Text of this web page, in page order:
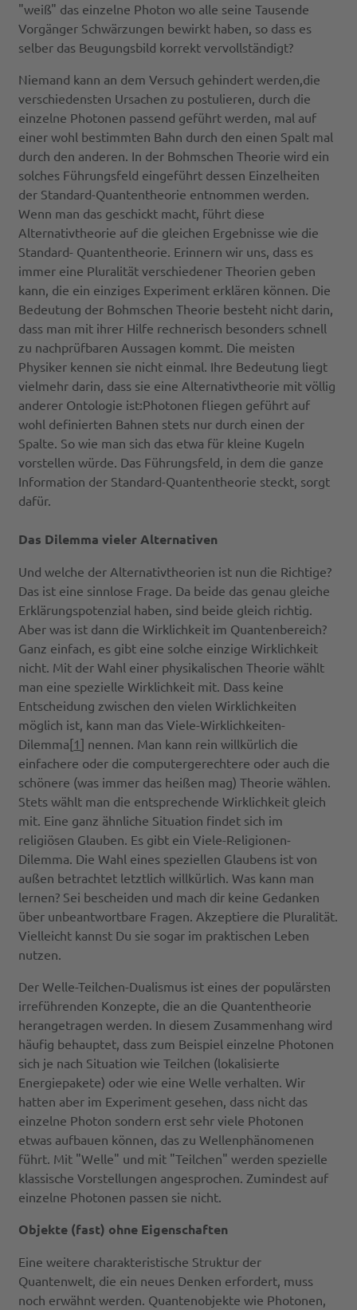
"weiß" das einzelne Photon wo alle seine Tausende
Vorgänger Schwärzungen bewirkt haben, so dass es
selber das Beugungsbild korrekt vervollständigt?
Niemand kann an dem Versuch gehindert werden,die
verschiedensten Ursachen zu postulieren, durch die
einzelne Photonen passend geführt werden, mal auf
einer wohl bestimmten Bahn durch den einen Spalt mal
durch den anderen. In der Bohmschen Theorie wird ein
solches Führungsfeld eingeführt dessen Einzelheiten
der Standard-Quantentheorie entnommen werden.
Wenn man das geschickt macht, führt diese
Alternativtheorie auf die gleichen Ergebnisse wie die
Standard- Quantentheorie. Erinnern wir uns, dass es
immer eine Pluralität verschiedener Theorien geben
kann, die ein einziges Experiment erklären können. Die
Bedeutung der Bohmschen Theorie besteht nicht darin,
dass man mit ihrer Hilfe rechnerisch besonders schnell
zu nachprüfbaren Aussagen kommt. Die meisten
Physiker kennen sie nicht einmal. Ihre Bedeutung liegt
vielmehr darin, dass sie eine Alternativtheorie mit völlig
anderer Ontologie ist:Photonen fliegen geführt auf
wohl definierten Bahnen stets nur durch einen der
Spalte. So wie man sich das etwa für kleine Kugeln
vorstellen würde. Das Führungsfeld, in dem die ganze
Information der Standard-Quantentheorie steckt, sorgt
dafür.
Das Dilemma vieler Alternativen
Und welche der Alternativtheorien ist nun die Richtige?
Das ist eine sinnlose Frage. Da beide das genau gleiche
Erklärungspotenzial haben, sind beide gleich richtig.
Aber was ist dann die Wirklichkeit im Quantenbereich?
Ganz einfach, es gibt eine solche einzige Wirklichkeit
nicht. Mit der Wahl einer physikalischen Theorie wählt
man eine spezielle Wirklichkeit mit. Dass keine
Entscheidung zwischen den vielen Wirklichkeiten
möglich ist, kann man das Viele-Wirklichkeiten-
Dilemma[1] nennen. Man kann rein willkürlich die
einfachere oder die computergerechtere oder auch die
schönere (was immer das heißen mag) Theorie wählen.
Stets wählt man die entsprechende Wirklichkeit gleich
mit. Eine ganz ähnliche Situation findet sich im
religiösen Glauben. Es gibt ein Viele-Religionen-
Dilemma. Die Wahl eines speziellen Glaubens ist von
außen betrachtet letztlich willkürlich. Was kann man
lernen? Sei bescheiden und mach dir keine Gedanken
über unbeantwortbare Fragen. Akzeptiere die Pluralität.
Vielleicht kannst Du sie sogar im praktischen Leben
nutzen.
Der Welle-Teilchen-Dualismus ist eines der populärsten
irreführenden Konzepte, die an die Quantentheorie
herangetragen werden. In diesem Zusammenhang wird
häufig behauptet, dass zum Beispiel einzelne Photonen
sich je nach Situation wie Teilchen (lokalisierte
Energiepakete) oder wie eine Welle verhalten. Wir
hatten aber im Experiment gesehen, dass nicht das
einzelne Photon sondern erst sehr viele Photonen
etwas aufbauen können, das zu Wellenphänomenen
führt. Mit "Welle" und mit "Teilchen" werden spezielle
klassische Vorstellungen angesprochen. Zumindest auf
einzelne Photonen passen sie nicht.
Objekte (fast) ohne Eigenschaften
Eine weitere charakteristische Struktur der
Quantenwelt, die ein neues Denken erfordert, muss
noch erwähnt werden. Quantenobjekte wie Photonen,